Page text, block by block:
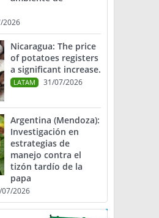
2026
Nicaragua: The price
of potatoes registers
a significant increase.
LATAM 31/07/2026
Argentina (Mendoza):
Investigación en
estrategias de
manejo contra el
tizón tardío de la
papa
2026